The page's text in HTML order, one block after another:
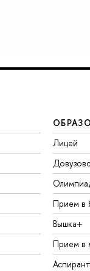
Лицей
Прием в
Вышка+
Прием в